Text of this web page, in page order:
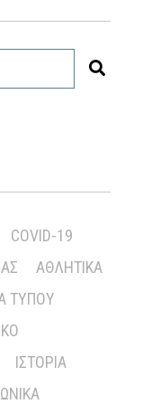
COVID-19
ΑΘΛΗΤΙΚΆ
ΤΎΠΟΥ
ΙΣΤΟΡΊΑ